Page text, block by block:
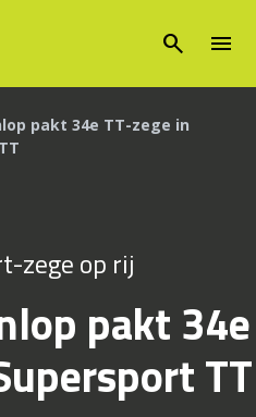
search menu
pakt 34e TT-zege in
zege op rij
pakt 34e
TT